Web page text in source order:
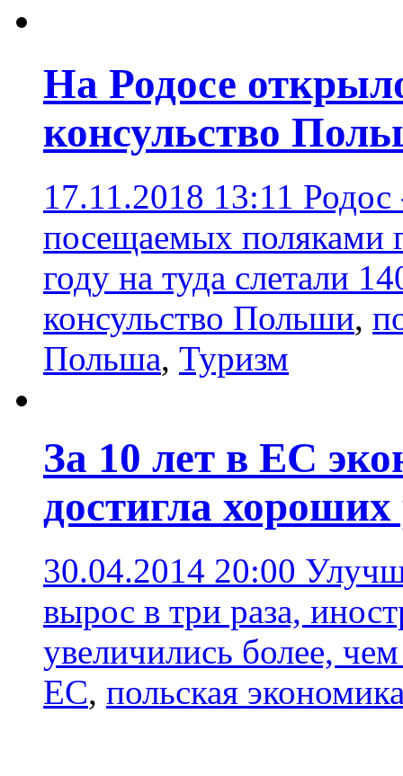
На Родосе
консульство
17.11.2018 13:11 Родос
посещаемых поляками
году на туда слетали
консульство Польши,
Польша, Туризм
За 10 лет в ЕС
достигла хороших
30.04.2014 20:00
вырос в три раза,
увеличились более,
ЕС, польская